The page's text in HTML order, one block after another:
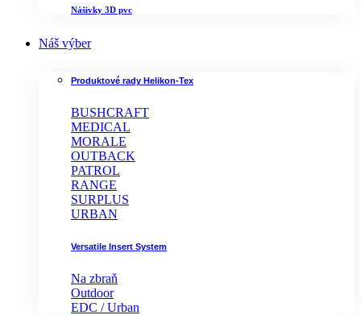
Nášivky 3D pvc
Náš výber
Produktové rady Helikon-Tex
BUSHCRAFT
MEDICAL
MORALE
OUTBACK
PATROL
RANGE
SURPLUS
URBAN
Versatile Insert System
Na zbraň
Outdoor
EDC / Urban